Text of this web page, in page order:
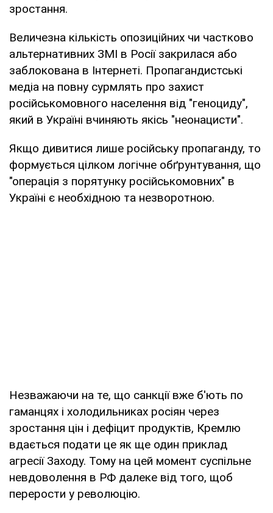
зростання.
Величезна кількість опозиційних чи частково
альтернативних ЗМІ в Росії закрилася або
заблокована в Інтернеті. Пропагандистські
медіа на повну сурмлять про захист
російськомовного населення від "геноциду",
який в Україні вчиняють якісь "неонацисти".
Якщо дивитися лише російську пропаганду, то
формується цілком логічне обґрунтування, що
"операція з порятунку російськомовних" в
Україні є необхідною та незворотною.
Незважаючи на те, що санкції вже б'ють по
гаманцях і холодильниках росіян через
зростання цін і дефіцит продуктів, Кремлю
вдається подати це як ще один приклад
агресії Заходу. Тому на цей момент суспільне
невдоволення в РФ далеке від того, щоб
перерости у революцію.